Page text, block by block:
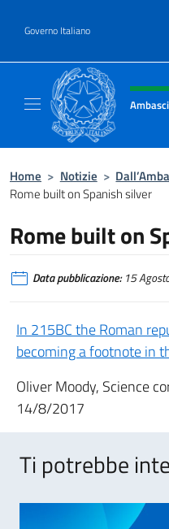
Governo Italiano
Intestazione
Home > Notizie >
Rome built on Spanish silver
Rome built on
Data pubblicazione:15
In 215BC the Roman
becoming a footnote in
Oliver Moody, Science
14/8/2017
Ti potrebbe